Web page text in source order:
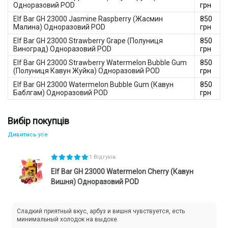
сигарета з розширеними можливостями. Вона оснащена
кольоровим сегментним екраном, на якому відображається у
відсотках рівень заряду та кількість залишкової рідини —
тепер ти завжди знаєш, коли варто підключити зарядку. Вейп
підтримує три режими паріння, що дозволяє адаптувати тягу
під свій стиль — від м’якої до більш насиченої.
Одноразовий POD
грн
Elf Bar GH 23000 Jasmine Raspberry (Жасмин
Малина) Одноразовий POD
850
грн
Elf Bar GH 23000 Strawberry Grape (Полуниця
Виноград) Одноразовий POD
850
грн
Elf Bar GH 23000 Strawberry Watermelon Bubble Gum
(Полуниця Кавун Жуйка) Одноразовий POD
850
грн
Elf Bar GH 23000 Watermelon Bubble Gum (Кавун
Баблгам) Одноразовий POD
850
грн
Вибір покупців
Дивитись усе
1 Відгуків
Elf Bar GH 23000 Watermelon Cherry (Кавун
Вишня) Одноразовий POD
Сладкий приятный вкус, арбуз и вишня чувствуется, есть
минимальный холодок на выдохе.